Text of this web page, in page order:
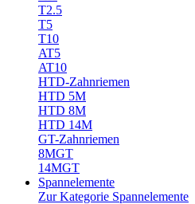
T2.5
T5
T10
AT5
AT10
HTD-Zahnriemen
HTD 5M
HTD 8M
HTD 14M
GT-Zahnriemen
8MGT
14MGT
Spannelemente
Zur Kategorie Spannelemente